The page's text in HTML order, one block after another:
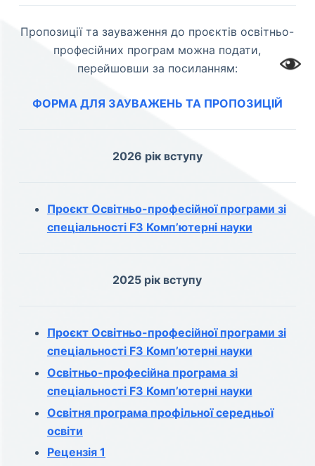
Пропозиції та зауваження до проєктів освітньо-
професійних програм можна подати,
перейшовши за посиланням:
ФОРМА ДЛЯ ЗАУВАЖЕНЬ ТА ПРОПОЗИЦІЙ
2026 рік вступу
Проєкт Освітньо-професійної програми зі
спеціальності F3 Комп’ютерні науки
2025 рік вступу
Проєкт Освітньо-професійної програми зі
спеціальності F3 Комп’ютерні науки
Освітньо-професійна програма зі
спеціальності F3 Комп’ютерні науки
Освітня програма профільної середньої
освіти
Рецензія 1